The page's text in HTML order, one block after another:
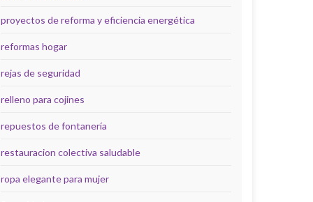
proyectos de reforma y eficiencia energética
reformas hogar
rejas de seguridad
relleno para cojines
repuestos de fontanería
restauracion colectiva saludable
ropa elegante para mujer